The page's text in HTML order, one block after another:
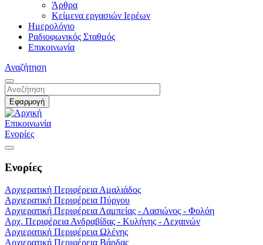
Άρθρα
Κείμενα εργασιών Ιερέων
Ημερολόγιο
Ραδιοφωνικός Σταθμός
Επικοινωνία
Αναζήτηση
Επικοινωνία
Ενορίες
Ενορίες
Αρχιερατική Περιφέρεια Αμαλιάδος
Αρχιερατική Περιφέρεια Πύργου
Αρχιερατική Περιφέρεια Λαμπείας - Λασιώνος - Φολόη
Αρχ. Περιφέρεια Ανδραβίδας - Κυλήνης - Λεχαινών
Αρχιερατική Περιφέρεια Ωλένης
Αρχιερατική Περιφέρεια Βάρδας